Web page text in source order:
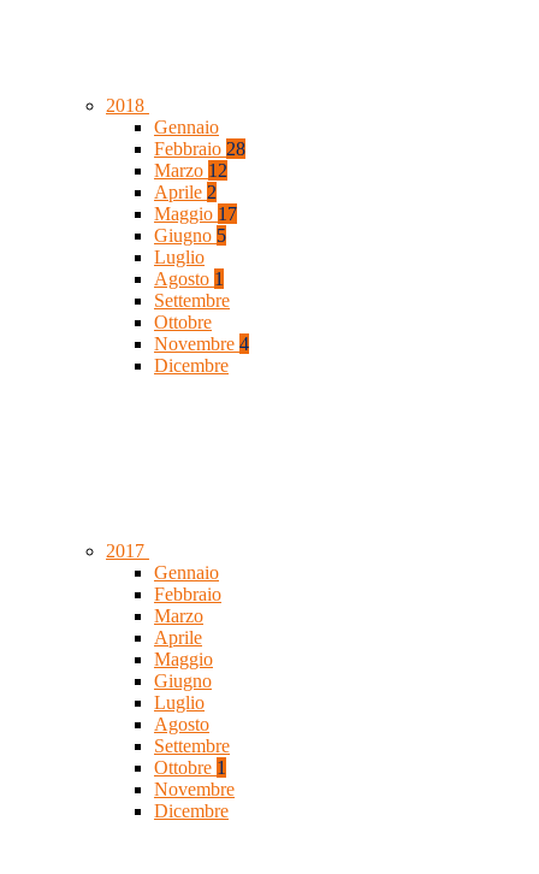
2018
Gennaio
Febbraio 28
Marzo 12
Aprile 2
Maggio 17
Giugno 5
Luglio
Agosto 1
Settembre
Ottobre
Novembre 4
Dicembre
2017
Gennaio
Febbraio
Marzo
Aprile
Maggio
Giugno
Luglio
Agosto
Settembre
Ottobre 1
Novembre
Dicembre